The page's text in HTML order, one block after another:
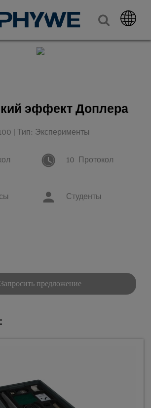
эффект Доплера
| Тип: Эксперименты
10 Протокол
Студенты
Запросить предложение